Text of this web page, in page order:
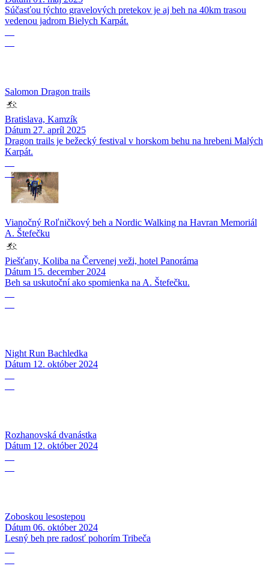
Súčasťou týchto gravelových pretekov je aj beh na 40km trasou
vedenou jadrom Bielych Karpát.
Salomon Dragon trails
Bratislava, Kamzík
Dátum 27. apríl 2025
Dragon trails je bežecký festival v horskom behu na hrebeni Malých
Karpát.
12
Vianočný Roľničkový beh a Nordic Walking na Havran Memoriál
A. Štefečku
Piešťany, Koliba na Červenej veži, hotel Panoráma
Dátum 15. december 2024
Beh sa uskutoční ako spomienka na A. Štefečku.
Night Run Bachledka
Dátum 12. október 2024
Rozhanovská dvanástka
Dátum 12. október 2024
Zoboskou lesostepou
Dátum 06. október 2024
Lesný beh pre radosť pohorím Tribeča